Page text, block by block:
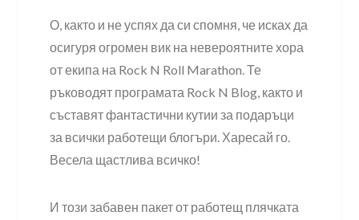
О, както и не успях да си спомня, че исках да
осигуря огромен вик на невероятните хора
от екипа на Rock N Roll Marathon. Те
ръководят програмата Rock N Blog, както и
съставят фантастични кутии за подаръци
за всички работещи блогъри. Харесай го.
Весела щастлива всичко!
И този забавен пакет от работещ плячката